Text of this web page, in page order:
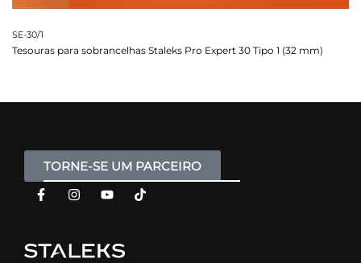
SE-30/1
Tesouras para sobrancelhas Staleks Pro Expert 30 Tipo 1 (32 mm)
TORNE-SE UM PARCEIRO